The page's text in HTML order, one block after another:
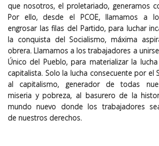
que nosotros, el proletariado, generamos
Por ello,desde el PCOE, llamamos a l
engrosar las filas del Partido, para luchar
la conquista del Socialismo, máxima
obrera. Llamamos a lostrabajadores a
Único del Pueblo,para materializar la
capitalista. Solo la lucha consecuente por el
al capitalismo, generador de todas
miseria y pobreza, al basurero de la
mundo nuevo donde los trabajadores s
de nuestros derechos.